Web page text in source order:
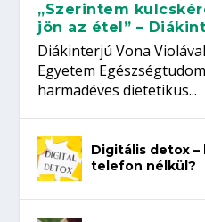
„Szerintem
jön az étel” –
Diákinterjú Vona
Egyetem
harmadéves dietetikus...
Digitális detox
telefon nélkül?